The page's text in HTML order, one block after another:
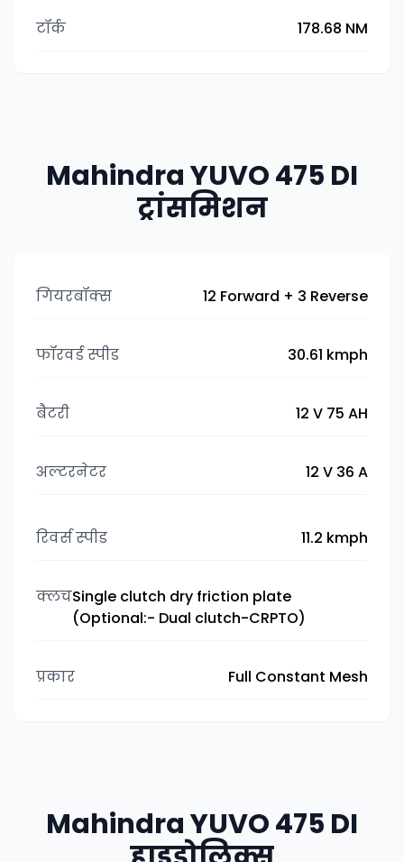
टॉर्क 178.68 NM
Mahindra YUVO 475 DI
ट्रांसमिशन
गियरबॉक्स 12 Forward + 3 Reverse
फॉरवर्ड स्पीड 30.61 kmph
बैटरी 12 V 75 AH
अल्टरनेटर 12 V 36 A
रिवर्स स्पीड 11.2 kmph
क्लचSingle clutch dry friction plate
(Optional:- Dual clutch-CRPTO)
प्रकार Full Constant Mesh
Mahindra YUVO 475 DI